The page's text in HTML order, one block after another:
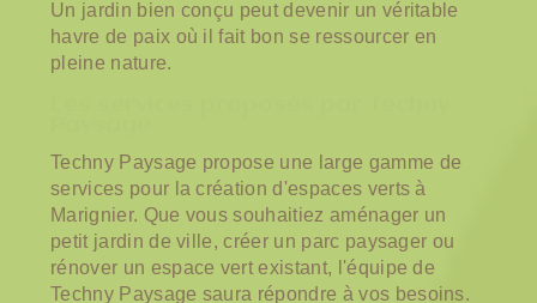
Un jardin bien conçu peut devenir un véritable
havre de paix où il fait bon se ressourcer en
pleine nature.
Techny Paysage propose une large gamme de
services pour la création d'espaces verts à
Marignier. Que vous souhaitiez aménager un
petit jardin de ville, créer un parc paysager ou
rénover un espace vert existant, l'équipe de
Techny Paysage saura répondre à vos besoins.